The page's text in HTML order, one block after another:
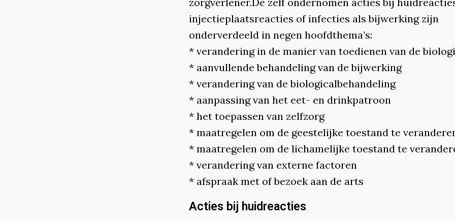
injectieplaatsreacties of infecties als bijwerking zijn
onderverdeeld in negen hoofdthema’s:
* verandering in de manier van t­oedienen van de
* aanvullende behandeling van de ­bijwerking
* verandering van de biological­behandeling
* aanpassing van het eet- en drink­patroon
* het toepassen van zelfzorg
* maatregelen om de geestelijke ­toestand te
* maatregelen om de lichamelijke ­toestand te
* verandering van externe factoren
* afspraak met of bezoek aan de arts
Acties bij huidreacties